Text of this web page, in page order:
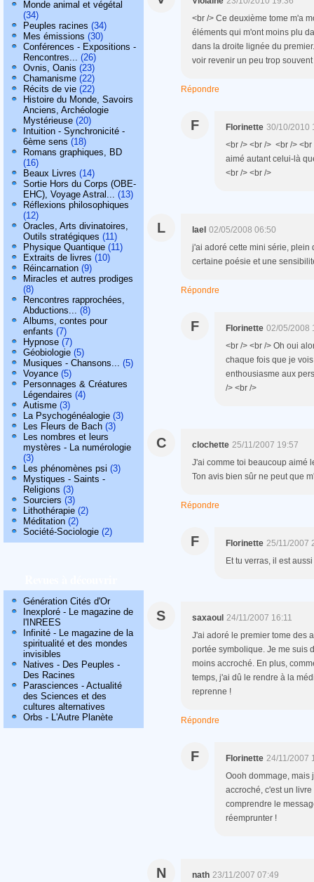
Monde animal et végétal
(34)
Peuples racines (34)
Mes émissions (30)
Conférences - Expositions -
Rencontres... (26)
Ovnis, Oanis (23)
Chamanisme (22)
Récits de vie (22)
Histoire du Monde, Savoirs
Anciens, Archéologie
Mystérieuse (20)
Intuition - Synchronicité -
6ème sens (18)
Romans graphiques, BD
(16)
Beaux Livres (14)
Sortie Hors du Corps (OBE-
EHC), Voyage Astral... (13)
Réflexions philosophiques
(12)
Oracles, Arts divinatoires,
Outils stratégiques (11)
Physique Quantique (11)
Extraits de livres (10)
Réincarnation (9)
Miracles et autres prodiges
(8)
Rencontres rapprochées,
Abductions... (8)
Albums, contes pour
enfants (7)
Hypnose (7)
Géobiologie (5)
Musiques - Chansons... (5)
Voyance (5)
Personnages & Créatures
Légendaires (4)
Autisme (3)
La Psychogénéalogie (3)
Les Fleurs de Bach (3)
Les nombres et leurs
mystères - La numérologie
(3)
Les phénomènes psi (3)
Mystiques - Saints -
Religions (3)
Sourciers (3)
Lithothérapie (2)
Méditation (2)
Société-Sociologie (2)
Génération Cités d'Or
Inexploré - Le magazine de
l'INREES
Infinité - Le magazine de la
spiritualité et des mondes
invisibles
Natives - Des Peuples -
Des Racines
Parasciences - Actualité
des Sciences et des
cultures alternatives
Orbs - L'Autre Planète
<br /> Ce deuxième tome m'a
éléments qui m'ont moins plu
dans la droite lignée du
voir revenir un peu trop
Répondre
F Florinette 30/10/2010
<br /> <br /> <br />
aimé autant celui-là
<br /> <br />
L lael 02/05/2008 06:50
j'ai adoré cette mini série, plein
certaine poésie et une
Répondre
F Florinette 02/05/2008
<br /> <br /> Oh oui
chaque fois que je
enthousiasme aux
/> <br />
C clochette 25/11/2007 19:57
J'ai comme toi beaucoup aimé
Ton avis bien sûr ne peut que
Répondre
F Florinette 25/11/2007
Et tu verras, il est
S saxaoul 24/11/2007 16:11
J'ai adoré le premier tome des
portée symbolique. Je me suis
moins accroché. En plus,
temps, j'ai dû le rendre à la
reprenne !
Répondre
F Florinette 24/11/2007
Oooh dommage, mais
accroché, c'est un
comprendre le
réemprunter !
N nath 23/11/2007 07:49